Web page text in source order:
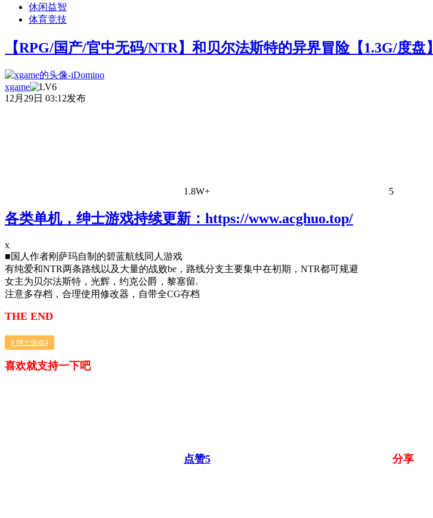
休闲益智
体育竞技
【RPG/国产/官中无码/NTR】和贝尔法斯特的异界冒险【1.3G/度盘】
xgame
12月29日 03:12发布
1.8W+ 5
各类单机，绅士游戏持续更新：https://www.acghuo.top/
x
■国人作者刚萨玛自制的碧蓝航线同人游戏
有纯爱和NTR两条路线以及大量的战败be，路线分支主要集中在初期，NTR都可规避
女主为贝尔法斯特，光辉，约克公爵，黎塞留.
注意多存档，合理使用修改器，自带全CG存档
THE END
# 绅士游戏4
喜欢就支持一下吧
点赞5 分享